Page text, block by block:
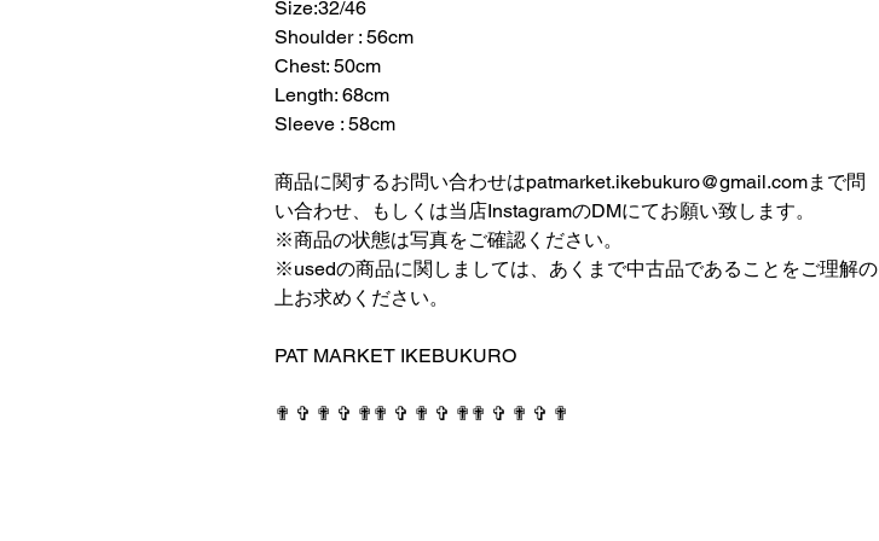
Size:32/46
Shoulder : 56cm
Chest: 50cm
Length: 68cm
Sleeve : 58cm
商品に関するお問い合わせはpatmarket.ikebukuro@gmail.comまで問
い合わせ、もしくは当店InstagramのDMにてお願い致します。
※商品の状態は写真をご確認ください。
※usedの商品に関しましては、あくまで中古品であることをご理解の
上お求めください。
PAT MARKET IKEBUKURO
✟ ✞ ✟ ✞ ✟✟ ✞ ✟ ✞ ✟✟ ✞ ✟ ✞ ✟